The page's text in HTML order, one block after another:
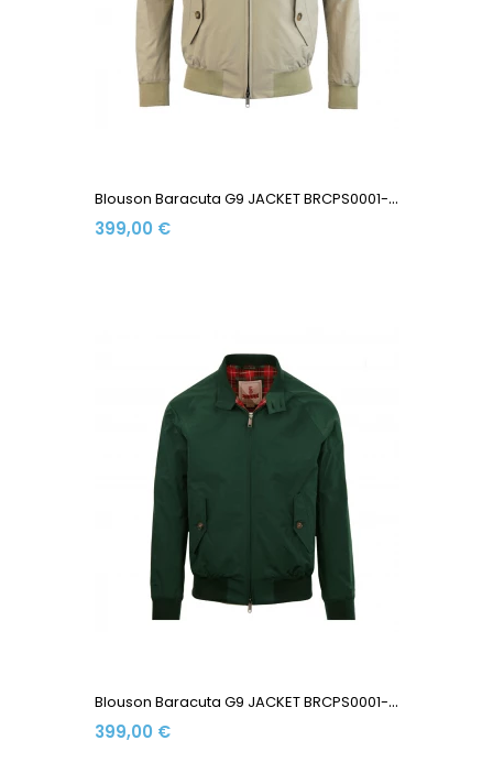
B
Louson Baracuta G9 JACKET BRCPS0001-BCNY1-818 Made In...
399,00 €
B
Louson Baracuta G9 JACKET BRCPS0001-BCNY1-6368 Made In...
399,00 €